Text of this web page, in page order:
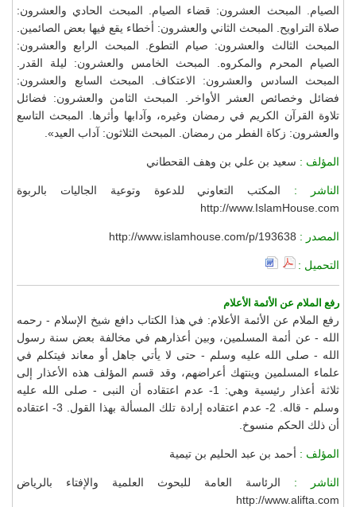
الصيام. المبحث العشرون: قضاء الصيام. المبحث الحادي والعشرون:
صلاة التراويح. المبحث الثاني والعشرون: أخطاء يقع فيها بعض الصائمين.
المبحث الثالث والعشرون: صيام التطوع. المبحث الرابع والعشرون:
الصيام المحرم والمكروه. المبحث الخامس والعشرون: ليلة القدر.
المبحث السادس والعشرون: الاعتكاف. المبحث السابع والعشرون:
فضائل وخصائص العشر الأواخر. المبحث الثامن والعشرون: فضائل
تلاوة القرآن الكريم في رمضان وغيره، وآدابها وأثرها. المبحث التاسع
والعشرون: زكاة الفطر من رمضان. المبحث الثلاثون: آداب العيد».
المؤلف : سعيد بن علي بن وهف القحطاني
الناشر : المكتب التعاوني للدعوة وتوعية الجاليات بالربوة
http://www.IslamHouse.com
المصدر : http://www.islamhouse.com/p/193638
التحميل :
رفع الملام عن الأئمة الأعلام
رفع الملام عن الأئمة الأعلام: في هذا الكتاب دافع شيخ الإسلام - رحمه
الله - عن أئمة المسلمين، وبين أعذارهم في مخالفة بعض سنة رسول
الله - صلى الله عليه وسلم - حتى لا يأتي جاهل أو معاند فيتكلم في
علماء المسلمين وينتهك أعراضهم، وقد قسم المؤلف هذه الأعذار إلى
ثلاثة أعذار رئيسية وهي: 1- عدم اعتقاده أن النبى - صلى الله عليه
وسلم - قاله. 2- عدم اعتقاده إرادة تلك المسألة بهذا القول. 3- اعتقاده
أن ذلك الحكم منسوخ.
المؤلف : أحمد بن عبد الحليم بن تيمية
الناشر : الرئاسة العامة للبحوث العلمية والإفتاء بالرياض
http://www.alifta.com